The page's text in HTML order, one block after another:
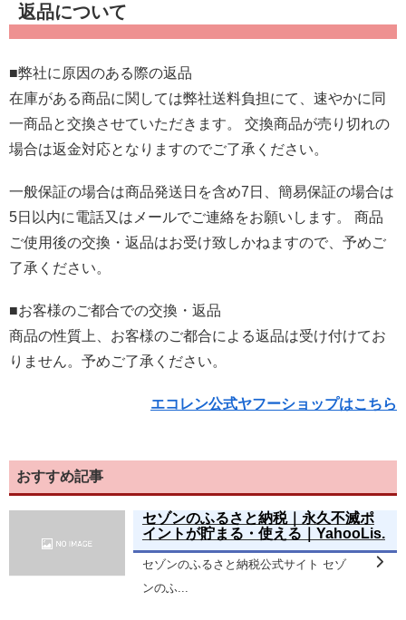
返品について
■弊社に原因のある際の返品
在庫がある商品に関しては弊社送料負担にて、速やかに同
一商品と交換させていただきます。 交換商品が売り切れの
場合は返金対応となりますのでご了承ください。
一般保証の場合は商品発送日を含め7日、簡易保証の場合は
5日以内に電話又はメールでご連絡をお願いします。 商品
ご使用後の交換・返品はお受け致しかねますので、予めご
了承ください。
■お客様のご都合での交換・返品
商品の性質上、お客様のご都合による返品は受け付けてお
りません。予めご了承ください。
エコレン公式ヤフーショップはこちら
おすすめ記事
セゾンのふるさと納税｜永久不滅ポ
イントが貯まる・使える｜YahooLis.
セゾンのふるさと納税公式サイト セゾ
ンのふ...